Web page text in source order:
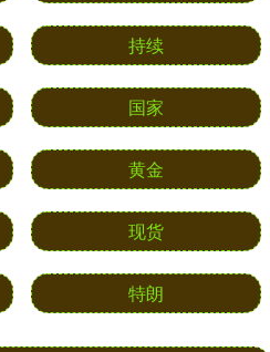
持续
国家
黄金
现货
特朗